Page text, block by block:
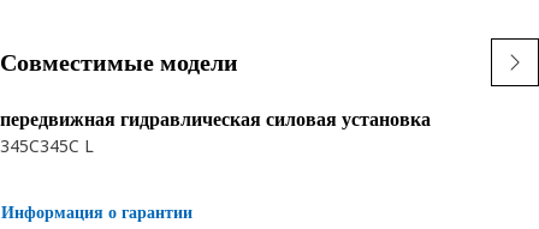
Совместимые модели
передвижная гидравлическая силовая установка
345C345C L
Информация о гарантии